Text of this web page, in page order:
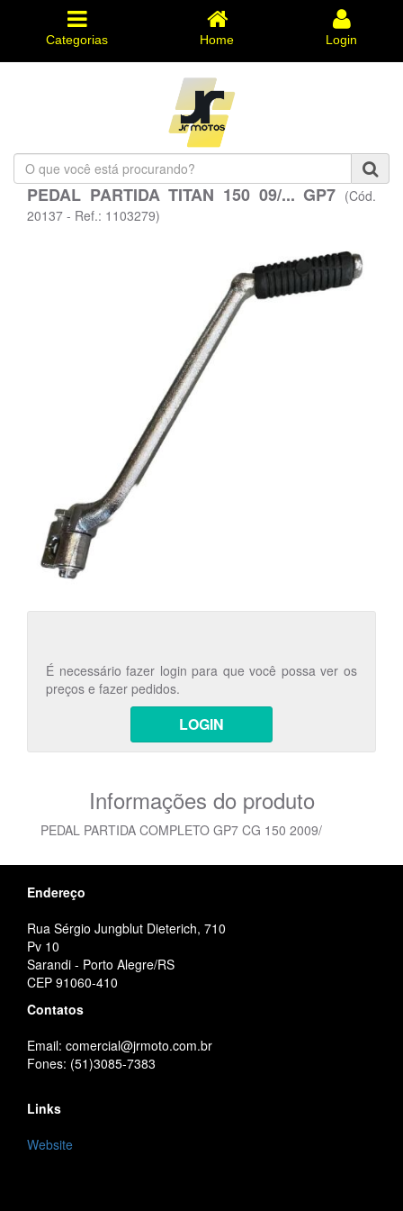
Categorias Home Login
O
que
você
está
PEDAL PARTIDA TITAN 150 09/... GP7 (Cód.
20137 - Ref.: 1103279)
É necessário fazer login para que você possa ver os
preços e fazer pedidos.
LOGIN
Informações do produto
PEDAL PARTIDA COMPLETO GP7 CG 150 2009/
Endereço
Rua Sérgio Jungblut Dieterich, 710
Pv 10
Sarandi - Porto Alegre/RS
CEP 91060-410
Contatos
Email: comercial@jrmoto.com.br
Fones: (51)3085-7383
Links
Website